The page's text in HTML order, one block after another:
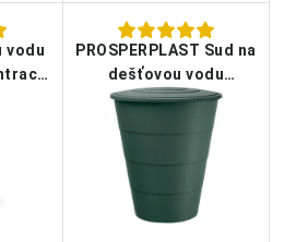
vodu
PROSPERPLAST Sud na
dešťovou vodu
SMOOTH tm. zelený